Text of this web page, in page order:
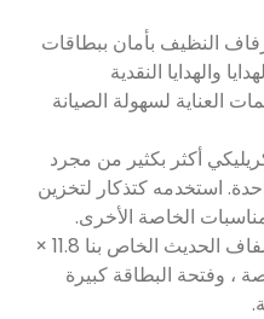
النظيف بأمان ببطاقات
والهدايا النقدية
العناية لسهولة الصيانة
أكثر بكثير من مجرد
استخدمه كتذكار لتخزين
الخاصة الأخرى.
5. يبلغ حجم صندوق البطاقات الشفاف الحديث الخاص بنا 11.8 ×
11.8 بوصة ، وسمكه 0.12 بوصة ، وفتحة البطاقة كبيرة